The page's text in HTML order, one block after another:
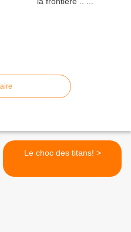
Le choc des titans! >